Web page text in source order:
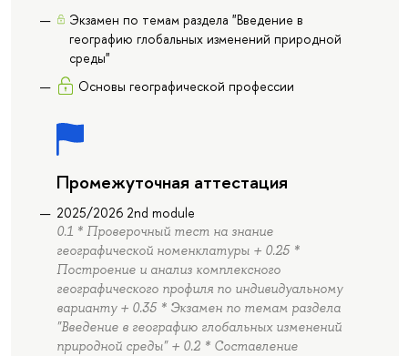
Экзамен по темам раздела "Введение в
географию глобальных изменений природной
среды"
Основы географической профессии
Промежуточная аттестация
2025/2026 2nd module
0.1 * Проверочный тест на знание
географической номенклатуры + 0.25 *
Построение и анализ комплексного
географического профиля по индивидуальному
варианту + 0.35 * Экзамен по темам раздела
"Введение в географию глобальных изменений
природной среды" + 0.2 * Составление